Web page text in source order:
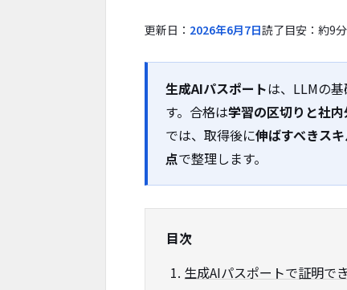
更新日： 2026年6月7日読了目安：約9分
生成AIパスポートは、LLMの
す。合格は学習の区切りと社
では、取得後に伸ばすべきス
点で整理します。
目次
生成AIパスポートで証明で